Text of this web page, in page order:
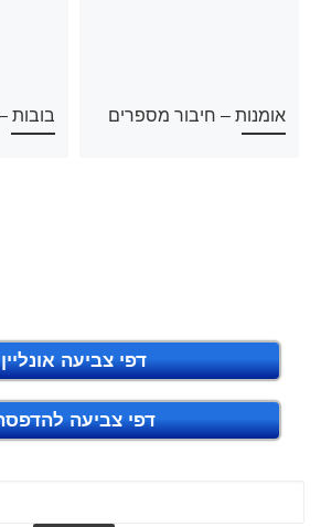
אומנות – חיבור מספרים בובות
דפי צביעה אונליין
דפי צביעה